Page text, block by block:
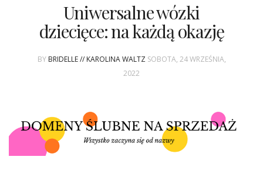
Uniwersalne wózki
dziecięce: na każdą okazję
BY BRIDELLE // KAROLINA WALTZ SOBOTA, 24 WRZEŚNIA,
2022